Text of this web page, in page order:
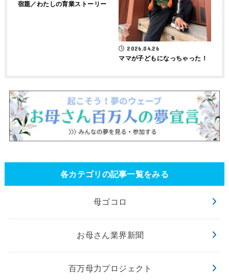
宿題／わたしの育業ストーリー
2026.04.26
ママが子どもになっちゃった！
各カテゴリの記事一覧をみる
母ゴコロ
お母さん業界新聞
百万母力プロジェクト